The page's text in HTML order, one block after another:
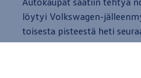
löytyi Volkswagen-
toisesta pisteestä heti
kysytyn uutuuden